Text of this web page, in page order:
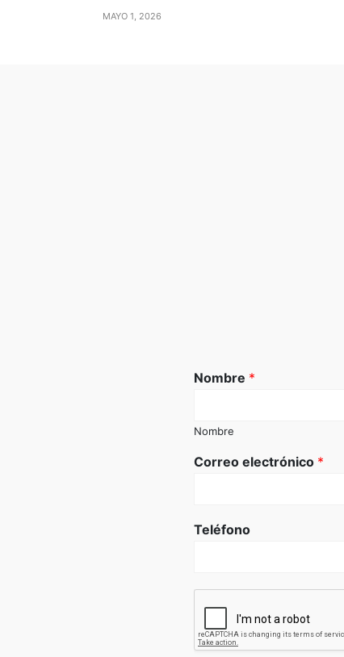
MAYO 1, 2026
Nombre *
Nombre
Correo electrónico *
Teléfono